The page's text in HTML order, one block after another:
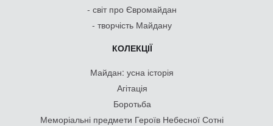
- світ про Євромайдан
- творчість Майдану
КОЛЕКЦІЇ
Майдан: усна історія
Агітація
Боротьба
Меморіальні предмети Героїв Небесної Сотні